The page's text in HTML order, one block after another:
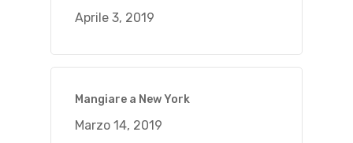
Aprile 3, 2019
Mangiare a New York
Marzo 14, 2019